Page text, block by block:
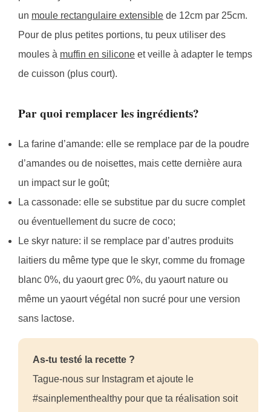
un moule rectangulaire extensible de 12cm par 25cm.
Pour de plus petites portions, tu peux utiliser des
moules à muffin en silicone et veille à adapter le temps
de cuisson (plus court).
Par quoi remplacer les ingrédients?
La farine d’amande: elle se remplace par de la poudre
d’amandes ou de noisettes, mais cette dernière aura
un impact sur le goût;
La cassonade: elle se substitue par du sucre complet
ou éventuellement du sucre de coco;
Le skyr nature: il se remplace par d’autres produits
laitiers du même type que le skyr, comme du fromage
blanc 0%, du yaourt grec 0%, du yaourt nature ou
même un yaourt végétal non sucré pour une version
sans lactose.
As-tu testé la recette ?
Tague-nous sur Instagram et ajoute le
#sainplementhealthy pour que ta réalisation soit